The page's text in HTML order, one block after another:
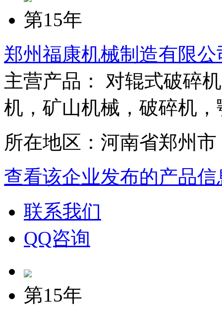
第15年
郑州福康机械制造有限公
主营产品： 对辊式破碎
机，矿山机械，破碎机，
所在地区：河南省郑州市
查看该企业发布的产品信
联系我们
QQ咨询
第15年